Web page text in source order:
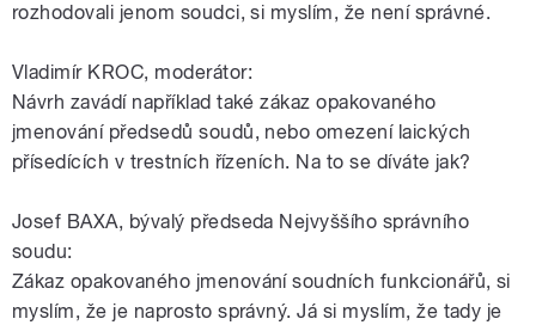
rozhodovali jenom soudci, si myslím, že není správné.
Vladimír KROC, moderátor:
Návrh zavádí například také zákaz opakovaného
jmenování předsedů soudů, nebo omezení laických
přísedících v trestních řízeních. Na to se díváte jak?
Josef BAXA, bývalý předseda Nejvyššího správního
soudu:
Zákaz opakovaného jmenování soudních funkcionářů, si
myslím, že je naprosto správný. Já si myslím, že tady je